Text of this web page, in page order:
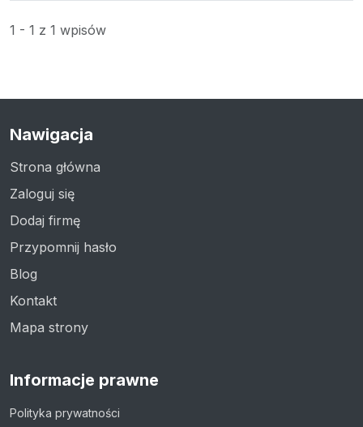
1 - 1 z 1 wpisów
Nawigacja
Strona główna
Zaloguj się
Dodaj firmę
Przypomnij hasło
Blog
Kontakt
Mapa strony
Informacje prawne
Polityka prywatności